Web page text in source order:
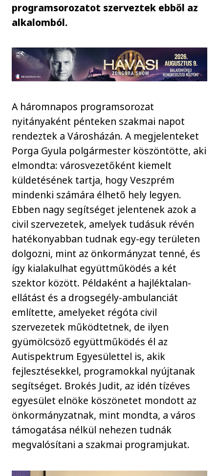
programsorozatot szerveztek ebből az
alkalomból.
A háromnapos programsorozat
nyitányaként pénteken szakmai napot
rendeztek a Városházán. A megjelenteket
Porga Gyula polgármester köszöntötte, aki
elmondta: városvezetőként kiemelt
küldetésének tartja, hogy Veszprém
mindenki számára élhető hely legyen.
Ebben nagy segítséget jelentenek azok a
civil szervezetek, amelyek tudásuk révén
hatékonyabban tudnak egy-egy területen
dolgozni, mint az önkormányzat tenné, és
így kialakulhat együttműködés a két
szektor között. Példaként a hajléktalan-
ellátást és a drogsegély-ambulanciát
említette, amelyeket régóta civil
szervezetek működtetnek, de ilyen
gyümölcsöző együttműködés él az
Autispektrum Egyesülettel is, akik
fejlesztésekkel, programokkal nyújtanak
segítséget. Brokés Judit, az idén tízéves
egyesület elnöke köszönetet mondott az
önkormányzatnak, mint mondta, a város
támogatása nélkül nehezen tudnák
megvalósítani a szakmai programjukat.